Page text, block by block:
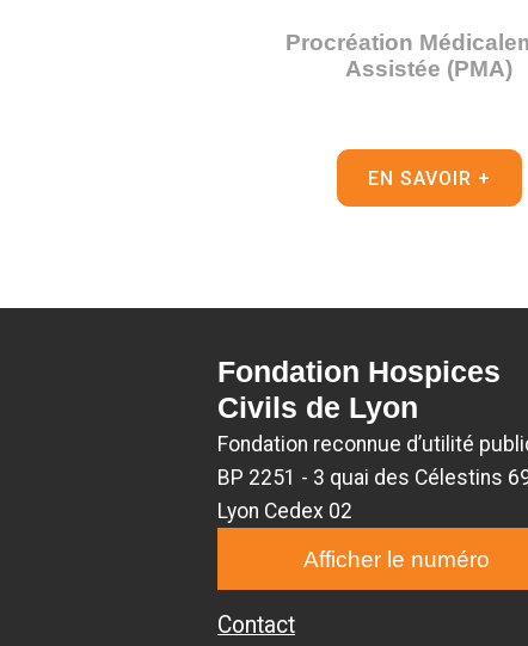
Procréation
Assistée (PMA)
EN SAVOIR +
Fondation Hospices
Civils de Lyon
Fondation reconnue d’utilité
BP 2251 - 3 quai des Célestins
Lyon Cedex 02
Afficher le numéro
Contact